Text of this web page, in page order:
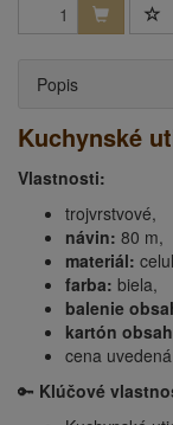
Popis
Kuchynské
Vlastnosti:
trojvrstvové,
návin: 80 m,
materiál:
farba: biela,
balenie
kartón
cena
🔑 Klúčové